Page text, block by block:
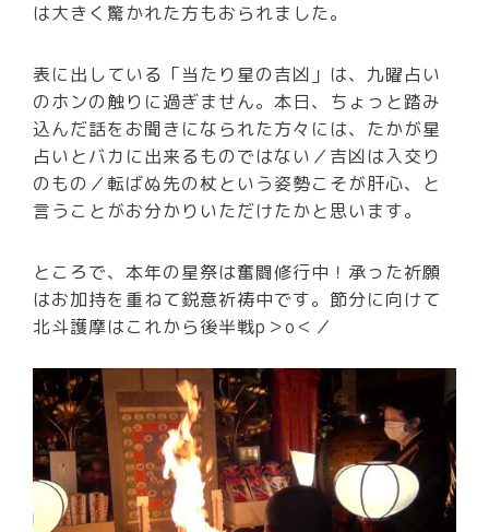
は大きく驚かれた方もおられました。
表に出している「当たり星の吉凶」は、九曜占い
のホンの触りに過ぎません。本日、ちょっと踏み
込んだ話をお聞きになられた方々には、たかが星
占いとバカに出来るものではない／吉凶は入交り
のもの／転ばぬ先の杖という姿勢こそが肝心、と
言うことがお分かりいただけたかと思います。
ところで、本年の星祭は奮闘修行中！承った祈願
はお加持を重ねて鋭意祈祷中です。節分に向けて
北斗護摩はこれから後半戦p＞o＜／